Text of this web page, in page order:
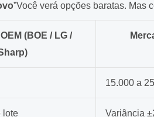
”Você verá opções baratas. Mas
(BOE / LG /
15.000 a
lote Variância